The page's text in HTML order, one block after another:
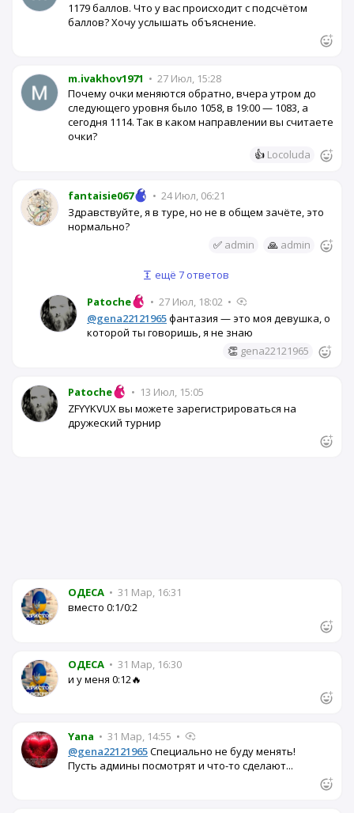
1179 баллов. Что у вас происходит с подсчётом
баллов? Хочу услышать объяснение.
m.ivakhov1971 • 27 Июл, 15:28
Почему очки меняются обратно, вчера утром до
следующего уровня было 1058, в 19:00 — 1083, а
сегодня 1114. Так в каком направлении вы считаете
очки?
👍 Locoluda
fantaisie067 • 24 Июл, 06:21
Здравствуйте, я в туре, но не в общем зачёте, это
нормально?
✅ admin 🙏 admin
ещё 7 ответов
Patoche
• 27 Июл, 18:02 •
@gena22121965фантазия — это моя девушка, о
которой ты говоришь, я не знаю
👏 gena22121965
Patoche • 13 Июл, 15:05
ZFYYKVUX вы можете зарегистрироваться на
дружеский турнир
OДЕСА • 31 Мар, 16:31
вместо 0:1/0:2
OДЕСА • 31 Мар, 16:30
и у меня 0:12🔥
Yana • 31 Мар, 14:55 •
@gena22121965Специально не буду менять!
Пусть админы посмотрят и что-то сделают...